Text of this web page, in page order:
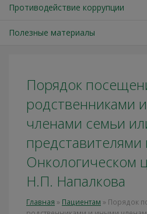
Противодействие коррупции
Полезные материалы
Порядок
родственниками
членами семьи
представителями
Онкологическом
Н.П. Напалкова
Главная » Пациентам » Порядок